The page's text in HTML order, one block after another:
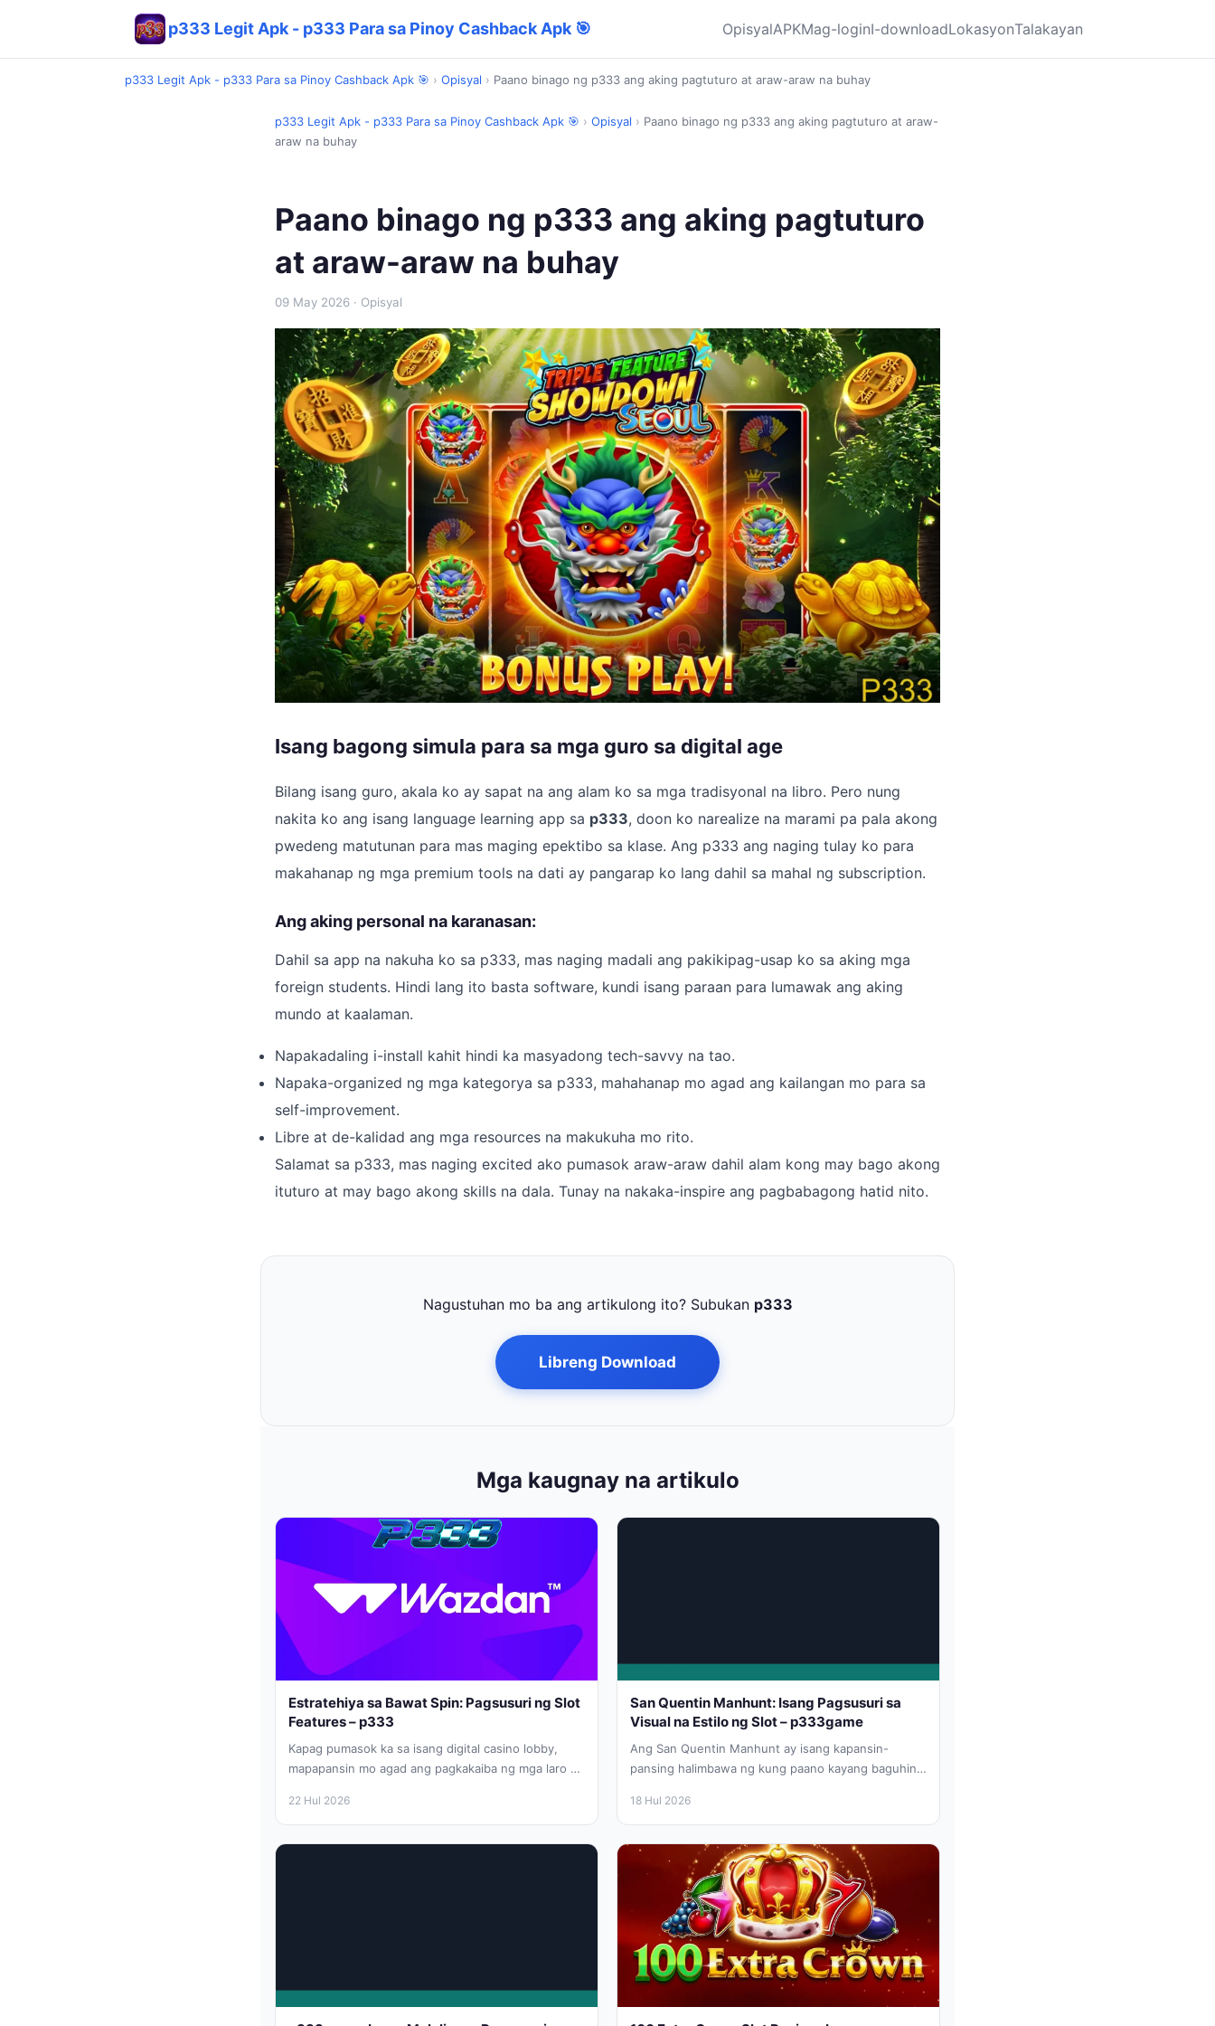
p333 Legit Apk - p333 Para sa Pinoy Cashback Apk 🎯 OpisyalAPKMag-loginI-downloadLokasyonTalakayan
p333 Legit Apk - p333 Para sa Pinoy Cashback Apk 🎯 › Opisyal › Paano binago ng p333 ang aking pagtuturo at araw-araw na buhay
p333 Legit Apk - p333 Para sa Pinoy Cashback Apk 🎯 › Opisyal › Paano binago ng p333 ang aking pagtuturo at araw-
araw na buhay
Paano binago ng p333 ang aking pagtuturo
at araw-araw na buhay
09 May 2026 · Opisyal
Isang bagong simula para sa mga guro sa digital age
Bilang isang guro, akala ko ay sapat na ang alam ko sa mga tradisyonal na libro. Pero nung
nakita ko ang isang language learning app sa p333, doon ko narealize na marami pa pala akong
pwedeng matutunan para mas maging epektibo sa klase. Ang p333 ang naging tulay ko para
makahanap ng mga premium tools na dati ay pangarap ko lang dahil sa mahal ng subscription.
Ang aking personal na karanasan:
Dahil sa app na nakuha ko sa p333, mas naging madali ang pakikipag-usap ko sa aking mga
foreign students. Hindi lang ito basta software, kundi isang paraan para lumawak ang aking
mundo at kaalaman.
Napakadaling i-install kahit hindi ka masyadong tech-savvy na tao.
Napaka-organized ng mga kategorya sa p333, mahahanap mo agad ang kailangan mo para sa
self-improvement.
Libre at de-kalidad ang mga resources na makukuha mo rito.
Salamat sa p333, mas naging excited ako pumasok araw-araw dahil alam kong may bago akong
ituturo at may bago akong skills na dala. Tunay na nakaka-inspire ang pagbabagong hatid nito.
Nagustuhan mo ba ang artikulong ito? Subukan p333
Libreng Download
Mga kaugnay na artikulo
Estratehiya sa Bawat Spin: Pagsusuri ng Slot
Features – p333
Kapag pumasok ka sa isang digital casino lobby,
mapapansin mo agad ang pagkakaiba ng mga laro na
22 Hul 2026
San Quentin Manhunt: Isang Pagsusuri sa
Visual na Estilo ng Slot – p333game
Ang San Quentin Manhunt ay isang kapansin-
pansing halimbawa ng kung paano kayang baguhin
18 Hul 2026